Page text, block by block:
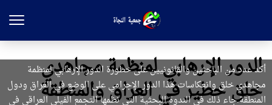
الدور الإرهابي لمنظمة مجاهدي
خلق خطير في العراق والمنطقة
أكد عدد من الباحثين والقانونيين على خطورة الدور الإرهابي لمنظمة
مجاهدي خلق وانعكاسات هذا الدور الإجرامي على الوضع في العراق ودول
المنطقة.جاء ذلك في الندوة البحثية التي نظمها التجمع الفيلي العراقي في